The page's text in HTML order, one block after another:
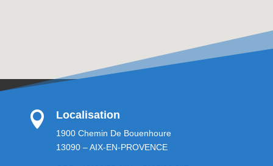
 Localisation
1900 Chemin De Bouenhoure
13090 – AIX-EN-PROVENCE